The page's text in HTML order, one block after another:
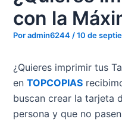
con la
Poradmin6244 /10 de
¿Quieres imprimir tus
en TOPCOPIAS
buscan crear la tarjeta
persona y que no